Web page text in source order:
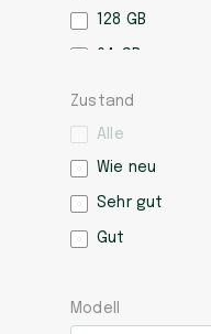
128 GB
32 GB
16 GB
Zustand
Alle
Wie neu
Sehr gut
Gut
Modell